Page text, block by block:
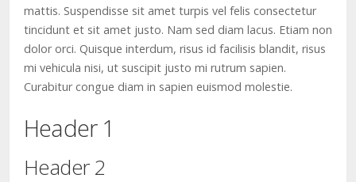
mattis. Suspendisse sit amet turpis vel felis consectetur
tincidunt et sit amet justo. Nam sed diam lacus. Etiam non
dolor orci. Quisque interdum, risus id facilisis blandit, risus
mi vehicula nisi, ut suscipit justo mi rutrum sapien.
Curabitur congue diam in sapien euismod molestie.
Header 1
Header 2